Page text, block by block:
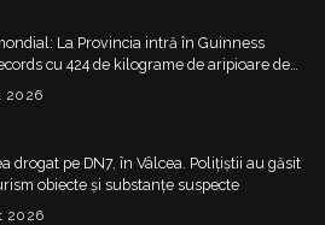
La Provincia intră în Guinness
cu 424 de kilograme de aripioare de
la un eveniment
2026
drogat pe DN7, în Vâlcea. Polițiștii au găsit
obiecte și substanțe suspecte
2026